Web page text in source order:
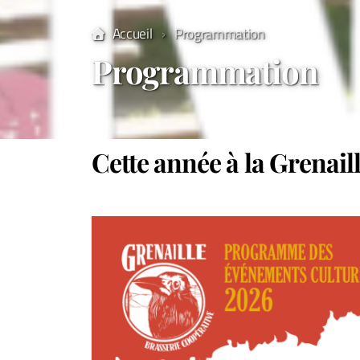
Accueil Programmation
Programmation
Cette année à la